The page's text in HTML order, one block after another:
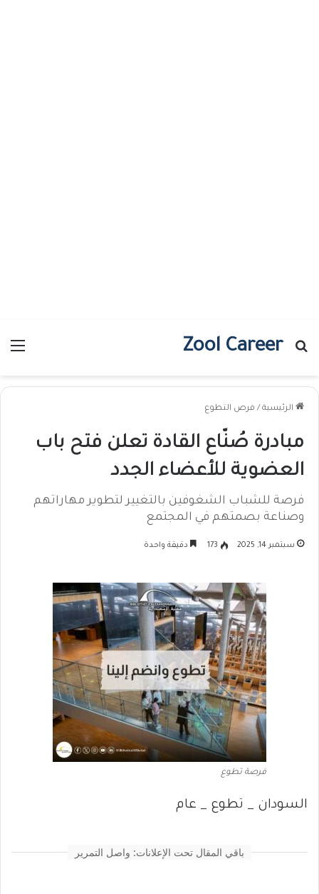
Zool Career
بحث عن
الرئيسية / فرص التطوع
مبادرة صُنّاع القادة تعلن فتح باب
العضوية للأعضاء الجدد
فرصة للشباب الشغوفين بالتغيير لتطوير مهاراتهم
وصناعة بصمتهم في المجتمع
سبتمبر 14, 2025 173 دقيقة واحدة
فرصة تطوع
السودان _ تطوع _ عام
باقي المقال تحت الإعلانات: واصل التمرير